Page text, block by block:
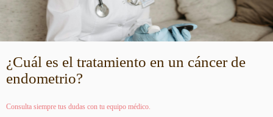
¿Cuál es el tratamiento en un cáncer de
endometrio?
Consulta siempre tus dudas con tu equipo médico.